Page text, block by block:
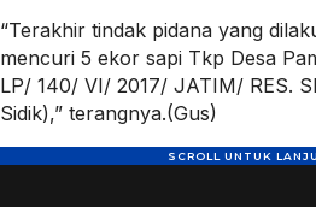
“Terakhir tindak pidana yang
mencuri 5 ekor sapi Tkp Desa
LP/ 140/ VI/ 2017/ JATIM/ RES.
Sidik),” terangnya.(Gus)